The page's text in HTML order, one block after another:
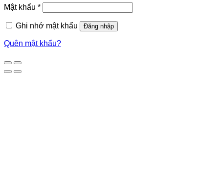
Mật khẩu *
Ghi nhớ mật khẩu Đăng nhập
Quên mật khẩu?